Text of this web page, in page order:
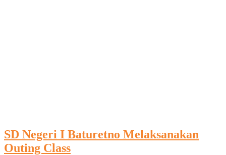
SD Negeri I Baturetno Melaksanakan
Outing Class